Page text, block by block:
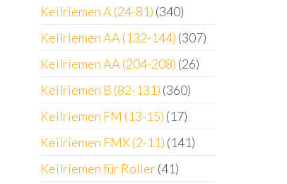
Keilriemen A (24-81) (340)
Keilriemen AA (132-144) (307)
Keilriemen AA (204-208) (26)
Keilriemen B (82-131) (360)
Keilriemen FM (13-15) (17)
Keilriemen FMX (2-11) (141)
Keilriemen für Roller (41)